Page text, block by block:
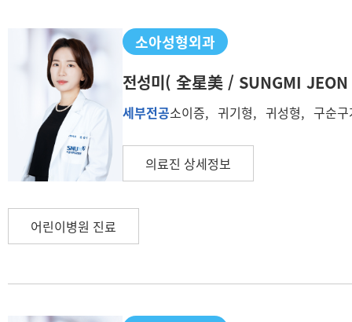
소아성형외과
전성미( 全星美 / SUNGMI
세부전공소이증, 귀기형, 귀성형, 구순구
의료진 상세정보
어린이병원 진료